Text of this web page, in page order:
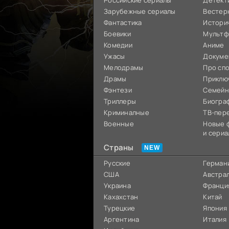
Зарубежные сериалы
Фантастика
Боевики
Комедии
Ужасы
Мелодрамы
Драмы
Фэнтези
Триллеры
Криминалные
Военные
Аниме
Про
ТВ-
Новые
и
Страны
Русские
США
Украина
Кахахстан
Турецкие
Аргентина
Китай
Япония
Италия